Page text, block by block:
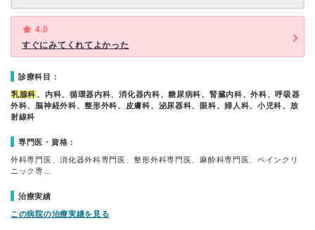
4.0
すぐにみてくれてよかった
診療科目：
乳腺科 、内科、循環器内科、消化器内科、糖尿病科、腎臓内科、外科、呼吸器
外科、脳神経外科、整形外科、皮膚科、泌尿器科、眼科、婦人科、小児科、放
射線科
専門医・資格：
外科専門医、消化器外科専門医、整形外科専門医、麻酔科専門医、ペインクリ
ニック専…
治療実績
この病院の治療実績を見る